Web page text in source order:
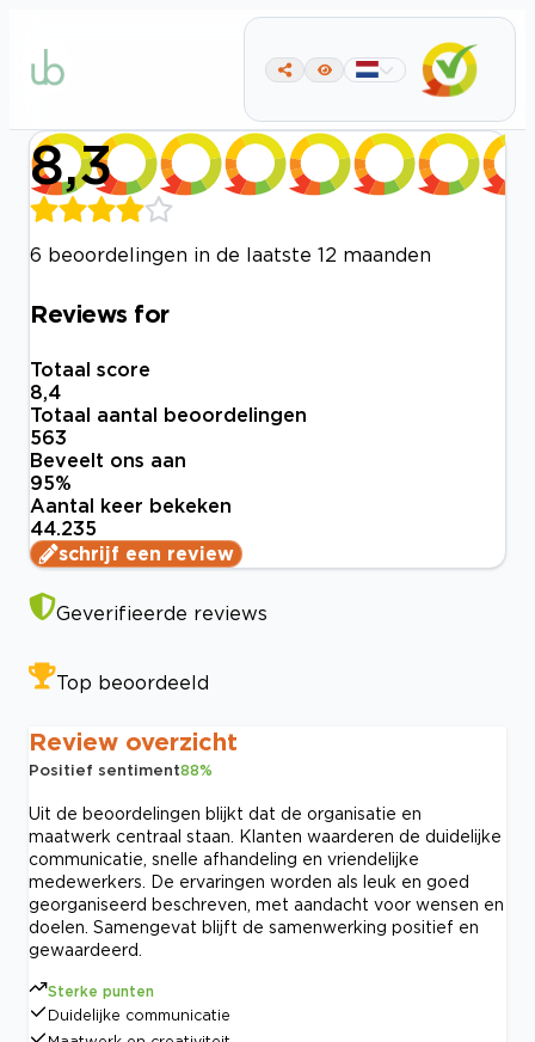
8,3
6 beoordelingen in de laatste 12 maanden
Reviews for
Totaal score
8,4
Totaal aantal beoordelingen
563
Beveelt ons aan
95%
Aantal keer bekeken
44.235
schrijf een review
Geverifieerde reviews
Top beoordeeld
Review overzicht
Positief sentiment88%
Uit de beoordelingen blijkt dat de organisatie en
maatwerk centraal staan. Klanten waarderen de duidelijke
communicatie, snelle afhandeling en vriendelijke
medewerkers. De ervaringen worden als leuk en goed
georganiseerd beschreven, met aandacht voor wensen en
doelen. Samengevat blijft de samenwerking positief en
gewaardeerd.
Sterke punten
Duidelijke communicatie